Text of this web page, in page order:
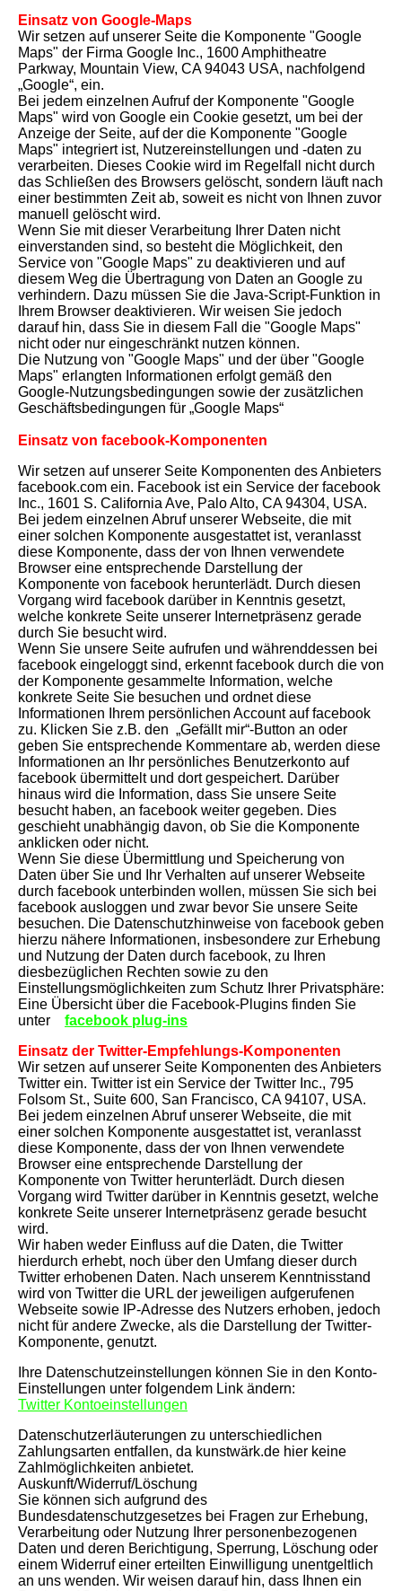
Einsatz von Google-Maps
Wir setzen auf unserer Seite die Komponente "Google
Maps" der Firma Google Inc., 1600 Amphitheatre
Parkway, Mountain View, CA 94043 USA, nachfolgend
„Google“, ein.
Bei jedem einzelnen Aufruf der Komponente "Google
Maps" wird von Google ein Cookie gesetzt, um bei der
Anzeige der Seite, auf der die Komponente "Google
Maps" integriert ist, Nutzereinstellungen und -daten zu
verarbeiten. Dieses Cookie wird im Regelfall nicht durch
das Schließen des Browsers gelöscht, sondern läuft nach
einer bestimmten Zeit ab, soweit es nicht von Ihnen zuvor
manuell gelöscht wird.
Wenn Sie mit dieser Verarbeitung Ihrer Daten nicht
einverstanden sind, so besteht die Möglichkeit, den
Service von "Google Maps" zu deaktivieren und auf
diesem Weg die Übertragung von Daten an Google zu
verhindern. Dazu müssen Sie die Java-Script-Funktion in
Ihrem Browser deaktivieren. Wir weisen Sie jedoch
darauf hin, dass Sie in diesem Fall die "Google Maps"
nicht oder nur eingeschränkt nutzen können.
Die Nutzung von "Google Maps" und der über "Google
Maps" erlangten Informationen erfolgt gemäß den
Google-Nutzungsbedingungen sowie der zusätzlichen
Geschäftsbedingungen für „Google Maps“
Einsatz von facebook-Komponenten
Wir setzen auf unserer Seite Komponenten des Anbieters
facebook.com ein. Facebook ist ein Service der facebook
Inc., 1601 S. California Ave, Palo Alto, CA 94304, USA.
Bei jedem einzelnen Abruf unserer Webseite, die mit
einer solchen Komponente ausgestattet ist, veranlasst
diese Komponente, dass der von Ihnen verwendete
Browser eine entsprechende Darstellung der
Komponente von facebook herunterlädt. Durch diesen
Vorgang wird facebook darüber in Kenntnis gesetzt,
welche konkrete Seite unserer Internetpräsenz gerade
durch Sie besucht wird.
Wenn Sie unsere Seite aufrufen und währenddessen bei
facebook eingeloggt sind, erkennt facebook durch die von
der Komponente gesammelte Information, welche
konkrete Seite Sie besuchen und ordnet diese
Informationen Ihrem persönlichen Account auf facebook
zu. Klicken Sie z.B. den „Gefällt mir“-Button an oder
geben Sie entsprechende Kommentare ab, werden diese
Informationen an Ihr persönliches Benutzerkonto auf
facebook übermittelt und dort gespeichert. Darüber
hinaus wird die Information, dass Sie unsere Seite
besucht haben, an facebook weiter gegeben. Dies
geschieht unabhängig davon, ob Sie die Komponente
anklicken oder nicht.
Wenn Sie diese Übermittlung und Speicherung von
Daten über Sie und Ihr Verhalten auf unserer Webseite
durch facebook unterbinden wollen, müssen Sie sich bei
facebook ausloggen und zwar bevor Sie unsere Seite
besuchen. Die Datenschutzhinweise von facebook geben
hierzu nähere Informationen, insbesondere zur Erhebung
und Nutzung der Daten durch facebook, zu Ihren
diesbezüglichen Rechten sowie zu den
Einstellungsmöglichkeiten zum Schutz Ihrer Privatsphäre:
Eine Übersicht über die Facebook-Plugins finden Sie
unter facebook plug-ins
Einsatz der Twitter-Empfehlungs-Komponenten
Wir setzen auf unserer Seite Komponenten des Anbieters
Twitter ein. Twitter ist ein Service der Twitter Inc., 795
Folsom St., Suite 600, San Francisco, CA 94107, USA.
Bei jedem einzelnen Abruf unserer Webseite, die mit
einer solchen Komponente ausgestattet ist, veranlasst
diese Komponente, dass der von Ihnen verwendete
Browser eine entsprechende Darstellung der
Komponente von Twitter herunterlädt. Durch diesen
Vorgang wird Twitter darüber in Kenntnis gesetzt, welche
konkrete Seite unserer Internetpräsenz gerade besucht
wird.
Wir haben weder Einfluss auf die Daten, die Twitter
hierdurch erhebt, noch über den Umfang dieser durch
Twitter erhobenen Daten. Nach unserem Kenntnisstand
wird von Twitter die URL der jeweiligen aufgerufenen
Webseite sowie IP-Adresse des Nutzers erhoben, jedoch
nicht für andere Zwecke, als die Darstellung der Twitter-
Komponente, genutzt.
Ihre Datenschutzeinstellungen können Sie in den Konto-
Einstellungen unter folgendem Link ändern:
Twitter Kontoeinstellungen
Datenschutzerläuterungen zu unterschiedlichen
Zahlungsarten entfallen, da kunstwärk.de hier keine
Zahlmöglichkeiten anbietet.
Auskunft/Widerruf/Löschung
Sie können sich aufgrund des
Bundesdatenschutzgesetzes bei Fragen zur Erhebung,
Verarbeitung oder Nutzung Ihrer personenbezogenen
Daten und deren Berichtigung, Sperrung, Löschung oder
einem Widerruf einer erteilten Einwilligung unentgeltlich
an uns wenden. Wir weisen darauf hin, dass Ihnen ein